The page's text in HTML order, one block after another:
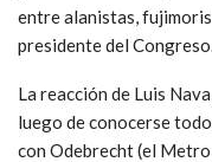
entre alanistas,
presidente del Congreso.
La reacción de Luis
luego de conocerse
con Odebrecht (el